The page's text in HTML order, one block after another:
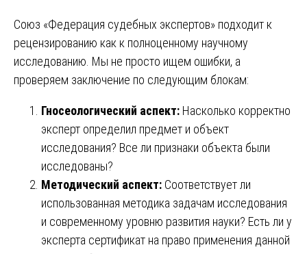
Союз «Федерация судебных экспертов» подходит к
рецензированию как к полноценному научному
исследованию. Мы не просто ищем ошибки, а
проверяем заключение по следующим блокам:
Гносеологический аспект: Насколько корректно
эксперт определил предмет и объект
исследования? Все ли признаки объекта были
исследованы?
Методический аспект: Соответствует ли
использованная методика задачам исследования
и современному уровню развития науки? Есть ли у
эксперта сертификат на право применения данной